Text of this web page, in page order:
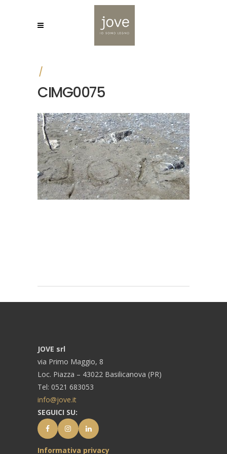
CIMG0075
JOVE srl
via Primo Maggio, 8
Loc. Piazza – 43022 Basilicanova (PR)
Tel: 0521 683053
info@jove.it
SEGUICI SU:
Informativa privacy